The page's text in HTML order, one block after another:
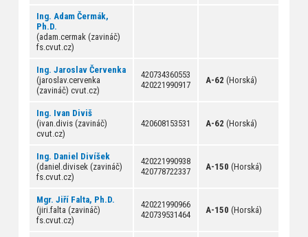
Ing. Adam Čermák,
Ph.D.
(adam.cermak (zavináč)
fs.cvut.cz)
Ing. Jaroslav Červenka
(jaroslav.cervenka
(zavináč) cvut.cz)
420734360553
420221990917
A-62 (Horská)
Ing. Ivan Diviš
(ivan.divis (zavináč)
cvut.cz)
420608153531 A-62 (Horská)
Ing. Daniel Divíšek
(daniel.divisek (zavináč)
fs.cvut.cz)
420221990938
420778722337
A-150 (Horská)
Mgr. Jiří Falta, Ph.D.
(jiri.falta (zavináč)
fs.cvut.cz)
420221990966
420739531464
A-150 (Horská)